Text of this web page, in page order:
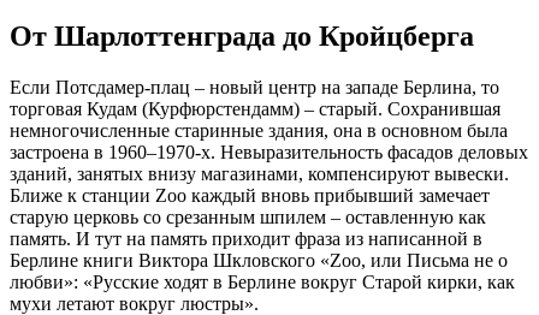
От Шарлоттенграда до Кройцберга
Если Потсдамер-плац – новый центр на западе Берлина, то
торговая Кудам (Курфюрстендамм) – старый. Сохранившая
немногочисленные старинные здания, она в основном была
застроена в 1960–1970-х. Невыразительность фасадов деловых
зданий, занятых внизу магазинами, компенсируют вывески.
Ближе к станции Zoo каждый вновь прибывший замечает
старую церковь со срезанным шпилем – оставленную как
память. И тут на память приходит фраза из написанной в
Берлине книги Виктора Шкловского «Zoo, или Письма не о
любви»: «Русские ходят в Берлине вокруг Старой кирки, как
мухи летают вокруг люстры».